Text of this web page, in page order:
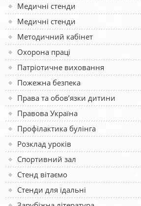
Медичні стенди
Медичні стенди
Методичний кабінет
Охорона праці
Патріотичне виховання
Пожежна безпека
Права та обов’язки дитини
Правова Україна
Профілактика булінга
Розклад уроків
Спортивний зал
Стенд вітаємо
Стенди для їдальні